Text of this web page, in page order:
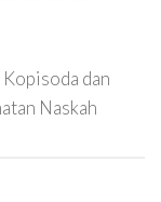
Kopisoda dan
Naskah